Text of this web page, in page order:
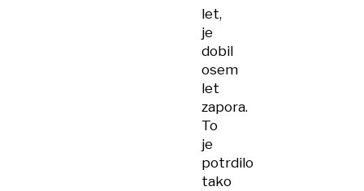
let,
je
dobil
osem
let
zapora.
To
je
potrdilo
tako